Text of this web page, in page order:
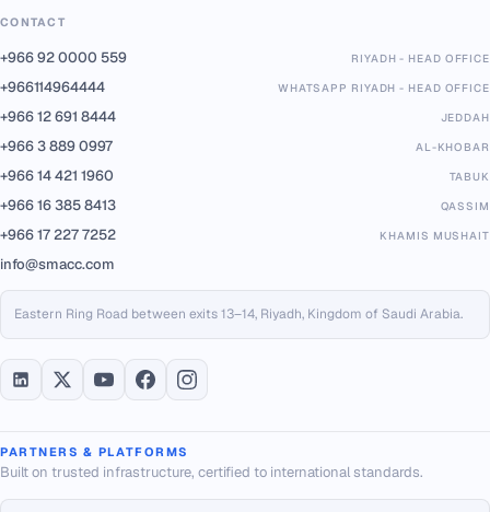
CONTACT
+966 92 0000 559 RIYADH - HEAD OFFICE
+966114964444 WHATSAPP RIYADH - HEAD OFFICE
+966 12 691 8444 JEDDAH
+966 3 889 0997 AL-KHOBAR
+966 14 421 1960 TABUK
+966 16 385 8413 QASSIM
+966 17 227 7252 KHAMIS MUSHAIT
info@smacc.com
Eastern Ring Road between exits 13–14, Riyadh, Kingdom of Saudi Arabia.
PARTNERS & PLATFORMS
Built on trusted infrastructure, certified to international standards.